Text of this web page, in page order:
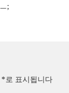
;
*로 표시됩니다